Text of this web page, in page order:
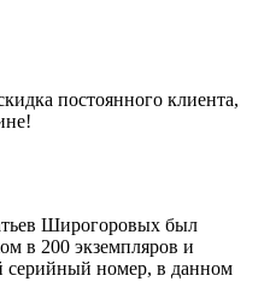
постоянного клиента,
Широгоровых был
в 200 экземпляров и
номер, в данном